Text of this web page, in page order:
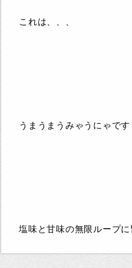
これは、、、
うまうまうみゃうにゃです
塩味と甘味の無限ループに